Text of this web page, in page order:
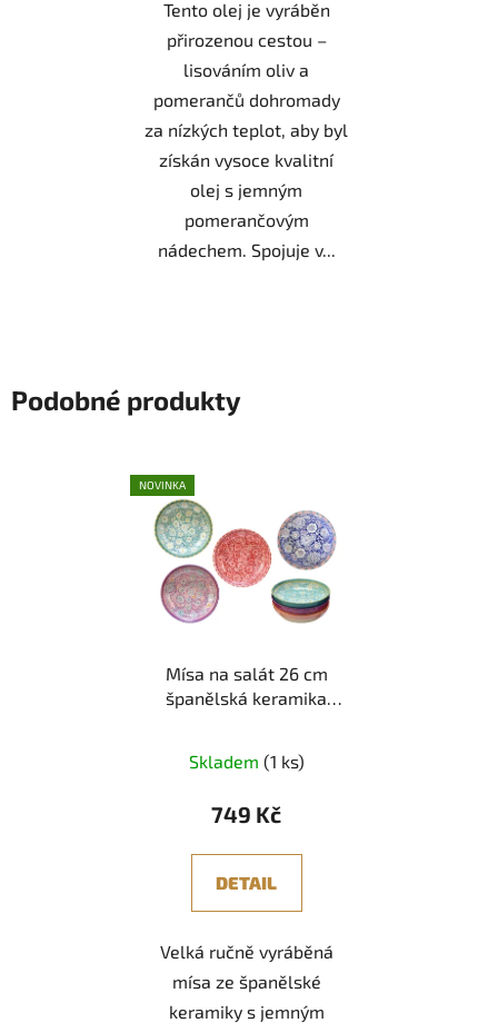
Tento olej je vyráběn
přirozenou cestou –
lisováním oliv a
pomerančů dohromady
za nízkých teplot, aby byl
získán vysoce kvalitní
olej s jemným
pomerančovým
nádechem. Spojuje v...
Podobné produkty
NOVINKA
Mísa na salát 26 cm
španělská keramika
Skladem (1 ks)
749 Kč
DETAIL
Velká ručně vyráběná
mísa ze španělské
keramiky s jemným